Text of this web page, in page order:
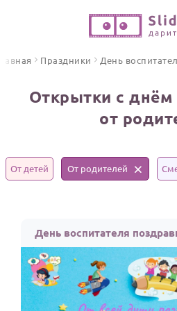
Песни поздравления
С Днем рождения
Юбилей
ИНСТРУМЕНТЫ
ЦЕНЫ
Праздники День
Открытки с днём
от
От детей От родителей
День воспитателя